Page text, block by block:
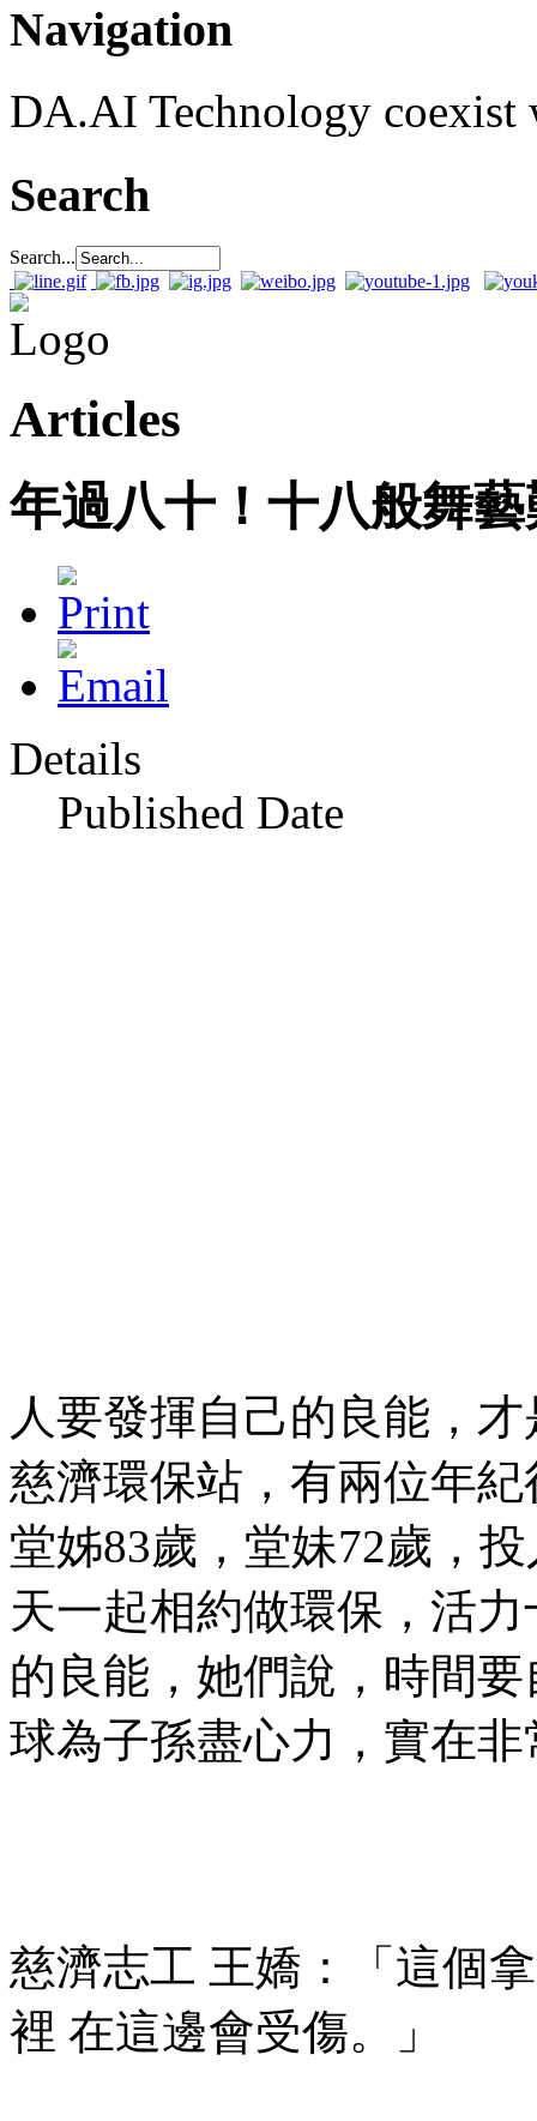
Navigation
DA.AI Technology
Search
Search...
Articles
年過八十！十八般舞
Details
Published Date
人要發揮自己的良能，
慈濟環保站，有兩位年
堂姊83歲，堂妹72歲，
天一起相約做環保，活
的良能，她們說，時間
球為子孫盡心力，實在
慈濟志工 王嬌：「這個
裡 在這邊會受傷。」